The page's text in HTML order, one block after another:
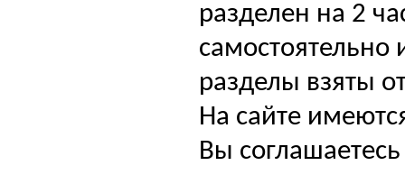
разделен на 2
самостоятельно
разделы взяты
На сайте
Вы